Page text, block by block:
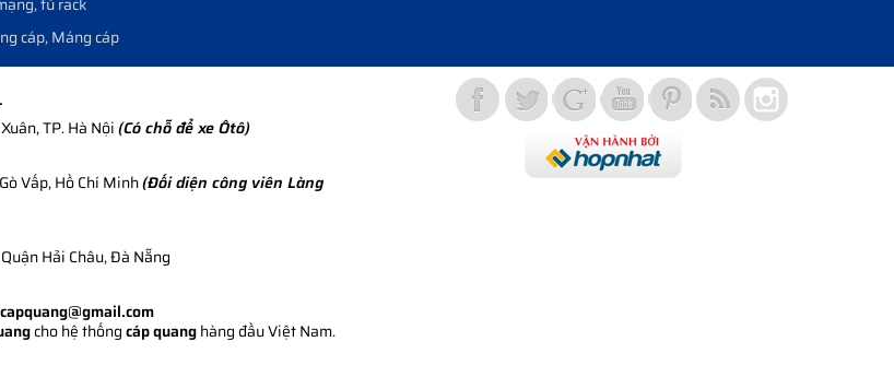
cáp, Máng cáp
TP. Hà Nội(Có chỗ để xe Ôtô)
Vấp, Hồ Chí Minh(Đối diện công viên Làng
Hải Châu, Đà Nẵng
cho hệ thốngcáp quanghàng đầu Việt Nam.